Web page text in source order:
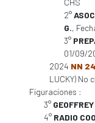
CHS
2°
G.,
3°
01/09/
2024 NN
LUCKY) No
Figuraciones :
3°
4° RADIO